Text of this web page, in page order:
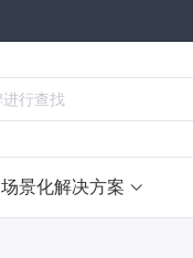
场景化解决方案